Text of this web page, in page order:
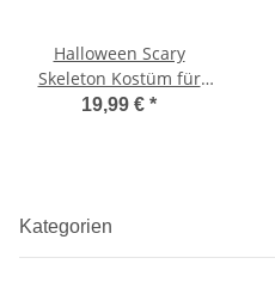
Halloween Scary
Skeleton Kostüm für
Kinder und Jugendliche
19,99 € *
Kategorien